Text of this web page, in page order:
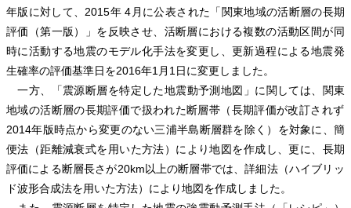
年版に対して、2015年 4月に公表された「関東地域の活断層の長期
評価（第一版）」を反映させ、活断層における複数の活動区間が同
時に活動する地震のモデル化手法を変更し、更新過程による地震発
生確率の評価基準日を2016年1月1日に変更しました。
一方、「震源断層を特定した地震動予測地図」に関しては、関東
地域の活断層の長期評価で扱われた断層帯（長期評価が改訂されず
2014年版時点から変更のない三浦半島断層群を除く）を対象に、簡
便法（距離減衰式を用いた方法）により地図を作成し、更に、長期
評価による断層長さが20km以上の断層帯では、詳細法（ハイブリッ
ド波形合成法を用いた方法）により地図を作成しました。